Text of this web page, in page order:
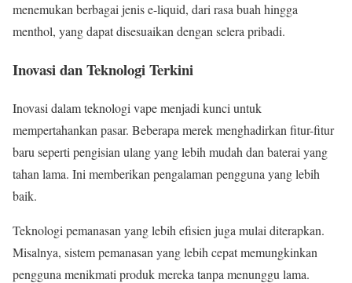
menemukan berbagai jenis e-liquid, dari rasa buah hingga
menthol, yang dapat disesuaikan dengan selera pribadi.
Inovasi dan Teknologi Terkini
Inovasi dalam teknologi vape menjadi kunci untuk
mempertahankan pasar. Beberapa merek menghadirkan fitur-fitur
baru seperti pengisian ulang yang lebih mudah dan baterai yang
tahan lama. Ini memberikan pengalaman pengguna yang lebih
baik.
Teknologi pemanasan yang lebih efisien juga mulai diterapkan.
Misalnya, sistem pemanasan yang lebih cepat memungkinkan
pengguna menikmati produk mereka tanpa menunggu lama.